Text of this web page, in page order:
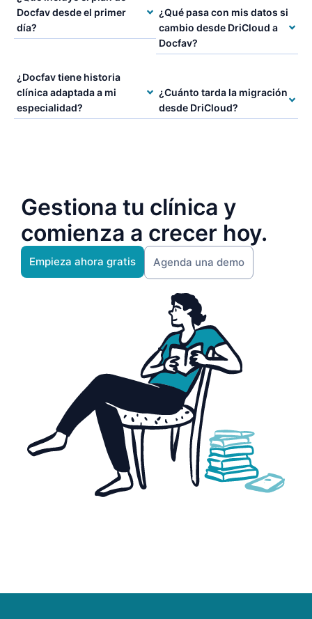
Docfav desde el primer
día?
¿Docfav tiene historia
clínica adaptada a mi
especialidad?
¿Qué pasa con mis datos si
cambio desde DriCloud a
Docfav?
¿Cuánto tarda la migración
desde DriCloud?
Gestiona tu clínica y
comienza a crecer hoy.
Empieza ahora gratis Agenda una demo